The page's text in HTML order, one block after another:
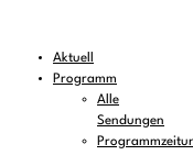
Aktuell
Programm
Alle
Sendungen